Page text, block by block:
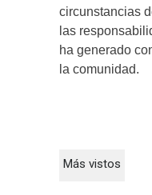
circunstancias
las
ha generado
la comunidad.
Más vistos